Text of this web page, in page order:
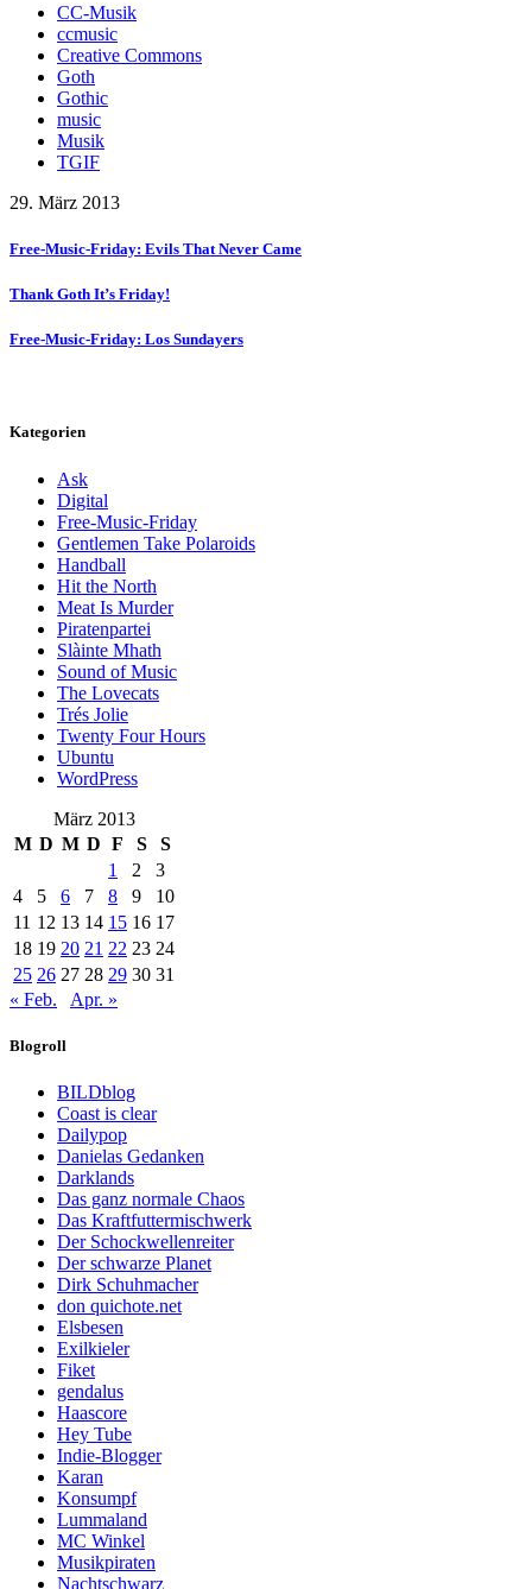
CC-Musik
ccmusic
Creative Commons
Goth
Gothic
music
Musik
TGIF
29. März 2013
Free-Music-Friday: Evils That Never Came
Thank Goth It’s Friday!
Free-Music-Friday: Los Sundayers
Kategorien
Ask
Digital
Free-Music-Friday
Gentlemen Take Polaroids
Handball
Hit the North
Meat Is Murder
Piratenpartei
Slàinte Mhath
Sound of Music
The Lovecats
Trés Jolie
Twenty Four Hours
Ubuntu
WordPress
März 2013
M D M D F S
S
1
2
3
4
5 6 7 8 9
10
11 12 13 14 15 16 17
18 19 20 21 22 23 24
25 26 27 28 29 30 31
« Feb.
Apr. »
Blogroll
BILDblog
Coast is clear
Dailypop
Danielas Gedanken
Darklands
Das ganz normale Chaos
Das Kraftfuttermischwerk
Der Schockwellenreiter
Der schwarze Planet
Dirk Schuhmacher
don quichote.net
Elsbesen
Exilkieler
Fiket
gendalus
Haascore
Hey Tube
Indie-Blogger
Karan
Konsumpf
Lummaland
MC Winkel
Musikpiraten
Nachtschwarz